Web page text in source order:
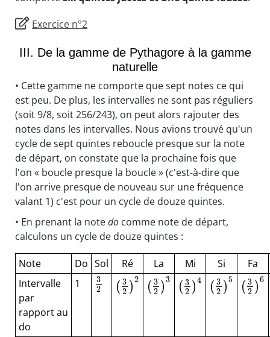
Exercice n°2
III. De la gamme de Pythagore à la gamme
naturelle
• Cette gamme ne comporte que sept notes ce qui
est peu. De plus, les intervalles ne sont pas réguliers
(soit 9/8, soit 256/243), on peut alors rajouter des
notes dans les intervalles. Nous avions trouvé qu'un
cycle de sept quintes reboucle presque sur la note
de départ, on constate que la prochaine fois que
l'on « boucle presque la boucle » (c'est-à-dire que
l'on arrive presque de nouveau sur une fréquence
valant 1) c'est pour un cycle de douze quintes.
• En prenant la notedo comme note de départ,
calculons un cycle de douze quintes :
Note Do Sol Ré La Mi Si
Fa
Intervalle
par
rapport au
do
1
3
2
( 3
2 )2 ( 3
2 )3 ( 3
2 )4 ( 3
2 )5 ( 3
2 )6